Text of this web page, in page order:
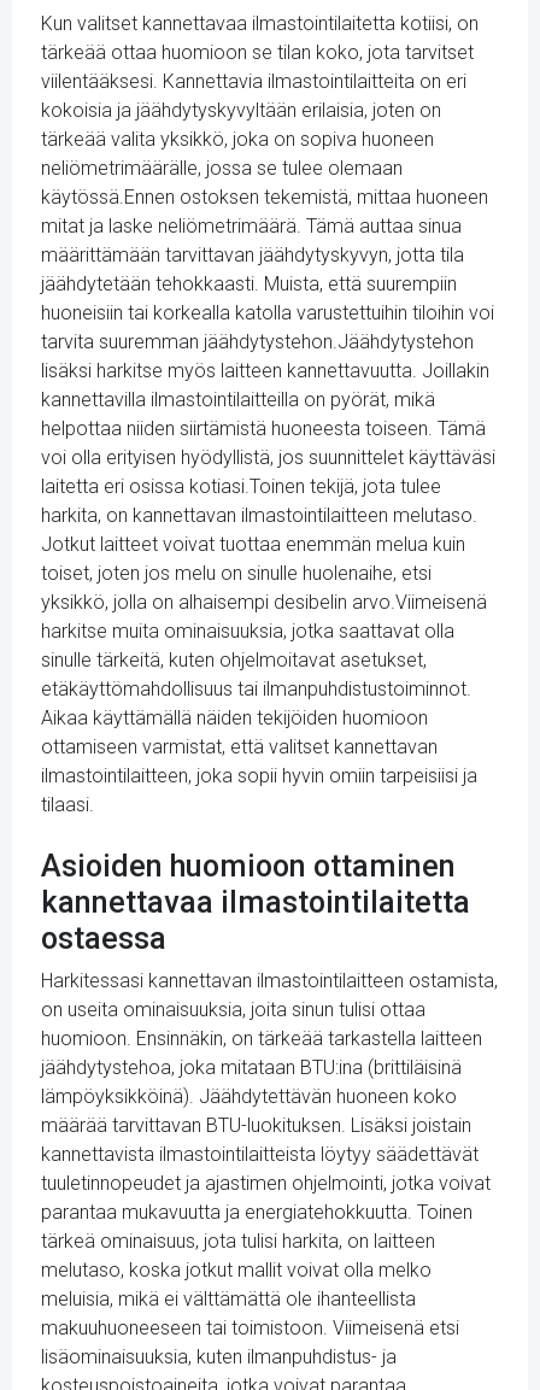
Kun valitset kannettavaa ilmastointilaitetta kotiisi, on
tärkeää ottaa huomioon se tilan koko, jota tarvitset
viilentääksesi. Kannettavia ilmastointilaitteita on eri
kokoisia ja jäähdytyskyvyltään erilaisia, joten on
tärkeää valita yksikkö, joka on sopiva huoneen
neliömetrimäärälle, jossa se tulee olemaan
käytössä.Ennen ostoksen tekemistä, mittaa huoneen
mitat ja laske neliömetrimäärä. Tämä auttaa sinua
määrittämään tarvittavan jäähdytyskyvyn, jotta tila
jäähdytetään tehokkaasti. Muista, että suurempiin
huoneisiin tai korkealla katolla varustettuihin tiloihin voi
tarvita suuremman jäähdytystehon.Jäähdytystehon
lisäksi harkitse myös laitteen kannettavuutta. Joillakin
kannettavilla ilmastointilaitteilla on pyörät, mikä
helpottaa niiden siirtämistä huoneesta toiseen. Tämä
voi olla erityisen hyödyllistä, jos suunnittelet käyttäväsi
laitetta eri osissa kotiasi.Toinen tekijä, jota tulee
harkita, on kannettavan ilmastointilaitteen melutaso.
Jotkut laitteet voivat tuottaa enemmän melua kuin
toiset, joten jos melu on sinulle huolenaihe, etsi
yksikkö, jolla on alhaisempi desibelin arvo.Viimeisenä
harkitse muita ominaisuuksia, jotka saattavat olla
sinulle tärkeitä, kuten ohjelmoitavat asetukset,
etäkäyttömahdollisuus tai ilmanpuhdistustoiminnot.
Aikaa käyttämällä näiden tekijöiden huomioon
ottamiseen varmistat, että valitset kannettavan
ilmastointilaitteen, joka sopii hyvin omiin tarpeisiisi ja
tilaasi.
Asioiden huomioon ottaminen
kannettavaa ilmastointilaitetta
ostaessa
Harkitessasi kannettavan ilmastointilaitteen ostamista,
on useita ominaisuuksia, joita sinun tulisi ottaa
huomioon. Ensinnäkin, on tärkeää tarkastella laitteen
jäähdytystehoa, joka mitataan BTU:ina (brittiläisinä
lämpöyksikköinä). Jäähdytettävän huoneen koko
määrää tarvittavan BTU-luokituksen. Lisäksi joistain
kannettavista ilmastointilaitteista löytyy säädettävät
tuuletinnopeudet ja ajastimen ohjelmointi, jotka voivat
parantaa mukavuutta ja energiatehokkuutta. Toinen
tärkeä ominaisuus, jota tulisi harkita, on laitteen
melutaso, koska jotkut mallit voivat olla melko
meluisia, mikä ei välttämättä ole ihanteellista
makuuhuoneeseen tai toimistoon. Viimeisenä etsi
lisäominaisuuksia, kuten ilmanpuhdistus- ja